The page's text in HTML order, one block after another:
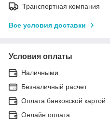
Транспортная компания
Все условия доставки
Условия оплаты
Наличными
Безналичный расчет
Оплата банковской картой
Онлайн оплата